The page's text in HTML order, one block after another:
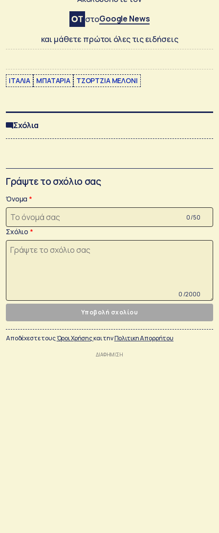
στοGoogle News
και μάθετε πρώτοι όλες τις ειδήσεις
ΙΤΑΛΙΑ ΜΠΑΤΑΡΙΑ ΤΖΟΡΤΖΙΑ ΜΕΛΟΝΙ
Σχόλια
Γράψτε το σχόλιο σας
Όνομα
0 /50
Σχόλιο
0 /2000
Υποβολή σχολίου
Αποδέχεστε τουςΌροι Χρήσηςκαι τηνΠολιτικη Απορρήτου